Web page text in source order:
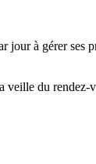
à gérer ses
du rendez-